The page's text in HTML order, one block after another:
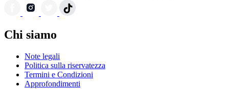
Chi siamo
Note legali
Politica sulla riservatezza
Termini e Condizioni
Approfondimenti